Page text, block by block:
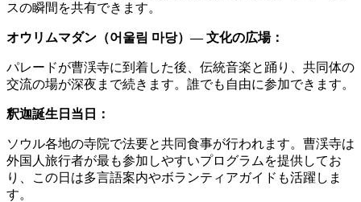
スの瞬間を共有できます。
オウリムマダン（어울림 마당）— 文化の広場：
パレードが曹渓寺に到着した後、伝統音楽と踊り、共同体の
交流の場が深夜まで続きます。誰でも自由に参加できます。
釈迦誕生日当日：
ソウル各地の寺院で法要と共同食事が行われます。曹渓寺は
外国人旅行者が最も参加しやすいプログラムを提供してお
り、この日は多言語案内やボランティアガイドも活躍しま
す。